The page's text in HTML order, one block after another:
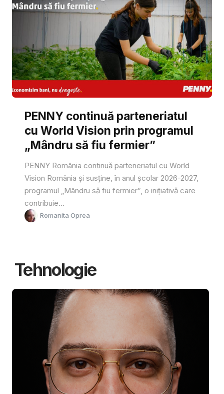
PENNY continuă parteneriatul
cu World Vision prin programul
„Mândru să fiu fermier”
PENNY România continuă parteneriatul cu World
Vision România și susține, în anul școlar 2026-2027,
programul „Mândru să fiu fermier”, o inițiativă care
contribuie...
Romanita Oprea
Tehnologie